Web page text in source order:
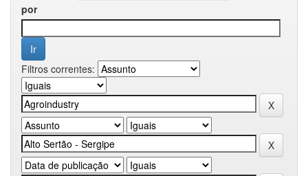
por
Filtros correntes: